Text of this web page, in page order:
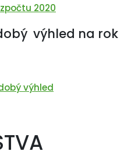
2020
výhled na rok
výhled